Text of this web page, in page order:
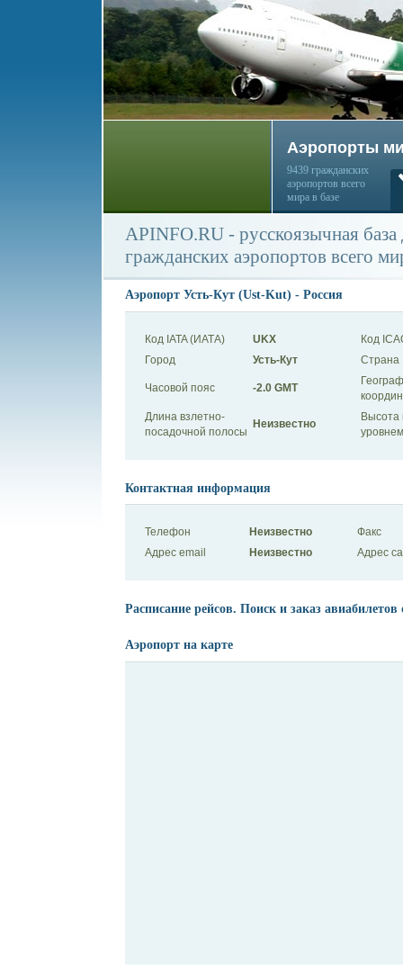
Аэропорты
9439 гражданских
аэропортов всего
мира в базе
APINFO.RU - русскоязычная
гражданских аэропортов всего
Аэропорт Усть-Кут (Ust-Kut) - Россия
Код IATA (ИАТА) UKX
Код
Город
Усть-Кут Страна
Часовой пояс -2.0 GMT
Длина взлетно-
посадочной полосы
Неизвестно
Высота
Контактная информация
Телефон Неизвестно
Факс
Адрес email
Неизвестно Адрес
Расписание рейсов. Поиск и заказ авиабилетов
Аэропорт на карте